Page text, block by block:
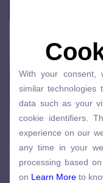
Xem các
Viết tất cả
similar
data such as your
cookie identifiers.
experience on our
any time in your
processing based
on
Learn More to
With your consent,
similar technologies
data such as your
cookie identifiers.
experience on our
any time in your
processing based
on Learn More to